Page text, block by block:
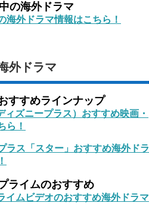
の海外ドラマ
海外ドラマ情報はこちら！
外ドラマ
すすめラインナップ
ィズニープラス）おすすめ映画・
ら！
ラス「スター」おすすめ海外ドラ
ライムのおすすめ
イムビデオのおすすめ海外ドラマ